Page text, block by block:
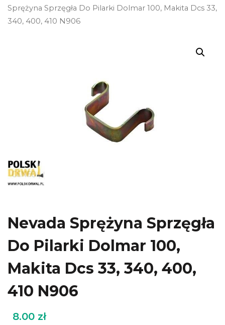
Sprężyna Sprzęgła Do Pilarki Dolmar 100, Makita Dcs 33,
340, 400, 410 N906
Nevada Sprężyna Sprzęgła
Do Pilarki Dolmar 100,
Makita Dcs 33, 340, 400,
410 N906
8.00 zł